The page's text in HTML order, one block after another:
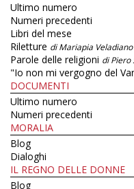
Ultimo numero
Numeri precedenti
Libri del mese
Riletture di Mariapia Veladiano
Parole delle religioni di Piero
"Io non mi vergogno del
DOCUMENTI
Ultimo numero
Numeri precedenti
MORALIA
Blog
Dialoghi
IL REGNO DELLE DONNE
Blog